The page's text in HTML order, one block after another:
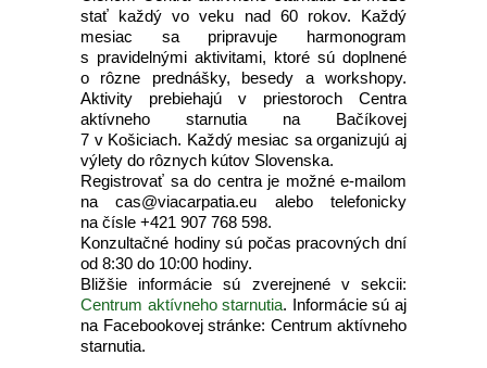
stať každý vo veku nad 60 rokov. Každý
mesiac sa pripravuje harmonogram
s pravidelnými aktivitami, ktoré sú doplnené
o rôzne prednášky, besedy a workshopy.
Aktivity prebiehajú v priestoroch Centra
aktívneho starnutia na Bačíkovej
7 v Košiciach. Každý mesiac sa organizujú aj
výlety do rôznych kútov Slovenska.
Registrovať sa do centra je možné e-mailom
na cas@viacarpatia.eu alebo telefonicky
na čísle +421 907 768 598.
Konzultačné hodiny sú počas pracovných dní
od 8:30 do 10:00 hodiny.
Bližšie informácie sú zverejnené v sekcii:
Centrum aktívneho starnutia. Informácie sú aj
na Facebookovej stránke: Centrum aktívneho
starnutia.